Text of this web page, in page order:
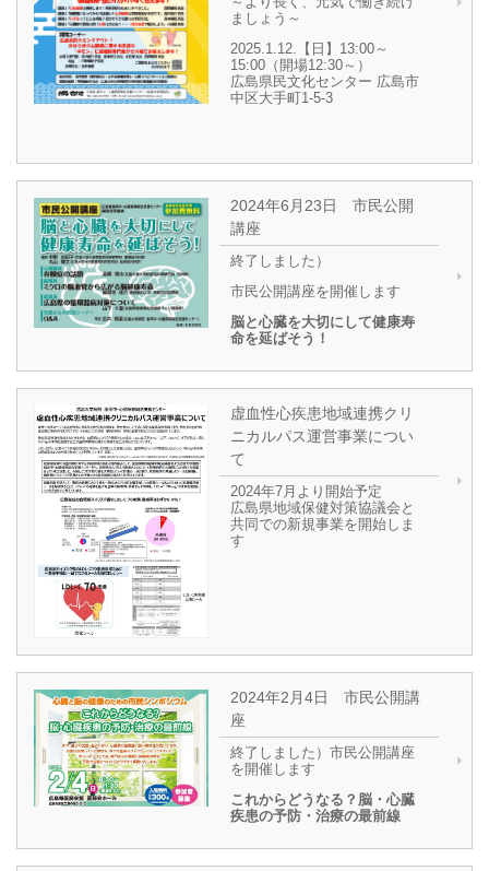
ましょう～
2025.1.12.【日】13:00～
15:00（開場12:30～）
広島県民文化センター 広島市
中区大手町1-5-3
2024年6月23日 市民公開
講座
終了しました）
市民公開講座を開催します
脳と心臓を大切にして健康寿
命を延ばそう！
虚血性心疾患地域連携クリ
ニカルパス運営事業につい
て
2024年7月より開始予定
広島県地域保健対策協議会と
共同での新規事業を開始しま
す
2024年2月4日 市民公開講
座
終了しました）市民公開講座
を開催します
これからどうなる？脳・心臓
疾患の予防・治療の最前線